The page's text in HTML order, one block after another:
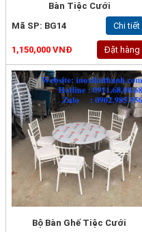
Bàn Tiệc Cưới
Mã SP: BG14
Chi tiết
1,150,000 VNĐ Đặt hàng
Bộ Bàn Ghế Tiệc Cưới